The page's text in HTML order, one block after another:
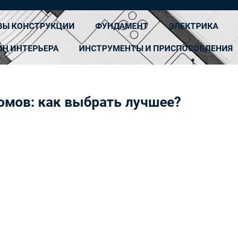
КОНСТРУКЦИИ ФУНДАМЕНТ ЭЛЕКТРИКА
ИНТЕРЬЕРА ИНСТРУМЕНТЫ И ПРИСПОСОБЛЕНИЯ
как выбрать лучшее?